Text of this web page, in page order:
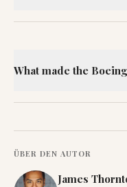
What made the
ÜBER DEN AUTOR
James